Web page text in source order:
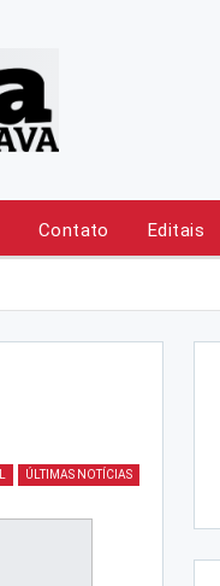
Contato Editais
ÚLTIMAS NOTÍCIAS